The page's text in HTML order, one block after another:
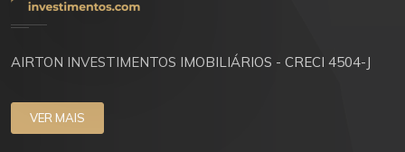
AIRTON INVESTIMENTOS IMOBILIÁRIOS - CRECI 4504-J
VER MAIS